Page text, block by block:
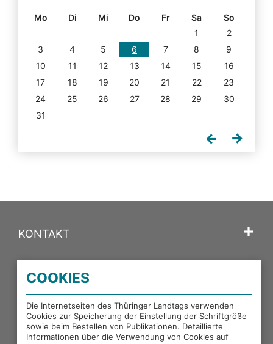
Mo Di Mi Do Fr Sa
So
1
2
3
4 5 6 7 8
9
10
11 12 13 14 15
16
17
18 19 20 21 22
23
24
25 26 27 28 29
30
31
KONTAKT
PORTALE DES THÜRINGER LANDTAGS
EXTERNE LINKS
COOKIES
Die Internetseiten des Thüringer Landtags verwenden
Cookies zur Speicherung der Einstellung der Schriftgröße
sowie beim Bestellen von Publikationen. Detaillierte
Informationen über die Verwendung von Cookies auf